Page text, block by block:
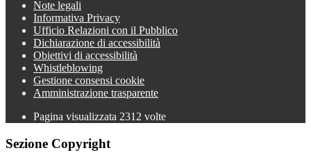
Note legali
Informativa Privacy
Ufficio Relazioni con il Pubblico
Dichiarazione di accessibilità
Obiettivi di accessibilità
Whistleblowing
Gestione consensi cookie
Amministrazione trasparente
Pagina visualizzata 2312 volte
Sezione Copyright